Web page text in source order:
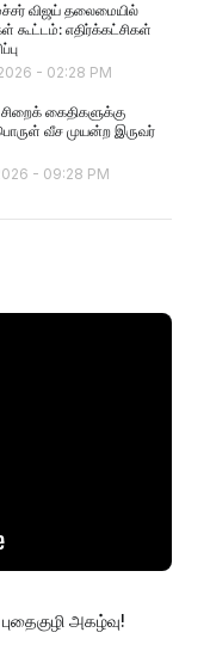
விஜய் தலைமையில்
கூட்டம்: எதிர்க்கட்சிகள்
- 02:28 PM
கைதிகளுக்கு
வீச முயன்ற இருவர்
- 09:28 PM
அகழ்வு!